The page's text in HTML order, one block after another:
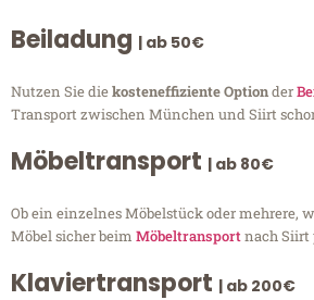
Beiladung | ab 50€
Nutzen Sie diekosteneffiziente Optionder
Transport zwischen München und Siirt
Möbeltransport | ab 80€
Ob ein einzelnes Möbelstück oder mehrere,
Möbel sicher beim Möbeltransportnach Siirt
Klaviertransport | ab 200€